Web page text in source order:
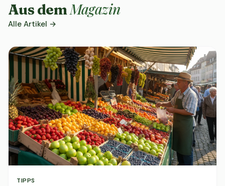
Aus demMagazin
Alle Artikel →
TIPPS